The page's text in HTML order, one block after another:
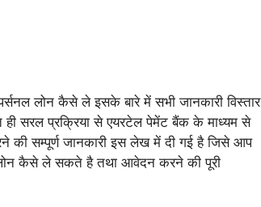
लोन कैसे ले इसके बारे में सभी जानकारी विस्तार
सरल प्रक्रिया से एयरटेल पेमेंट बैंक के माध्यम से
की सम्पूर्ण जानकारी इस लेख में दी गई है जिसे आप
कैसे ले सकते है तथा आवेदन करने की पूरी